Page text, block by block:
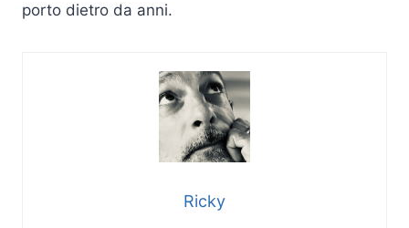
porto dietro da anni.
Ricky